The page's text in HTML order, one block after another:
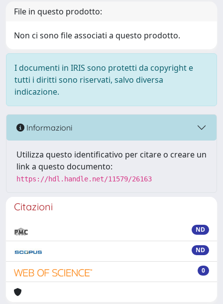
File in questo prodotto:
Non ci sono file associati a questo prodotto.
I documenti in IRIS sono protetti da copyright e
tutti i diritti sono riservati, salvo diversa
indicazione.
Informazioni
Utilizza questo identificativo per citare o creare un
link a questo documento:
https://hdl.handle.net/11579/26163
Citazioni
ND
ND
0